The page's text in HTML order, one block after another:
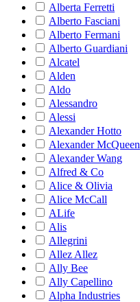
Alberta Ferretti
Alberto Fasciani
Alberto Fermani
Alberto Guardiani
Alcatel
Alden
Aldo
Alessandro
Alessi
Alexander Hotto
Alexander McQueen
Alexander Wang
Alfred & Co
Alice & Olivia
Alice McCall
ALife
Alis
Allegrini
Allez Allez
Ally Bee
Ally Capellino
Alpha Industries